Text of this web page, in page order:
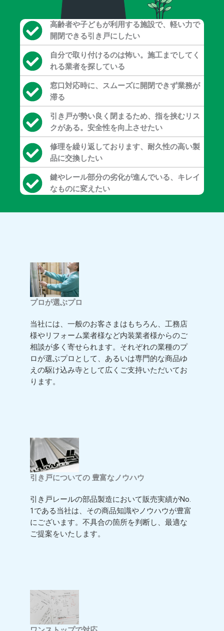
高齢者や子どもが利用する施設で、軽い力で
開閉できる引き戸にしたい
自分で取り付けるのは怖い。施工までしてく
れる業者を探している
窓口対応時に、スムーズに開閉できず業務が
滞る
引き戸が勢い良く閉まるため、指を挟むリス
クがある。安全性を向上させたい
修理を繰り返しております、耐久性の高い製
品に交換したい
鍵やレール部分の劣化が進んでいる、キレイ
なものに変えたい
プロが選ぶプロ
当社には、一般のお客さまはもちろん、工務店
様やリフォーム業者様など内装業者様からのご
相談が多く寄せられます。それぞれの業種のプ
ロが選ぶプロとして、あるいは専門的な商品ゆ
えの駆け込み寺として広くご支持いただいてお
ります。
引き戸についての 豊富なノウハウ
引き戸レールの部品製造において販売実績がNo.
1である当社は、その商品知識やノウハウが豊富
にございます。不具合の箇所を判断し、最適な
ご提案をいたします。